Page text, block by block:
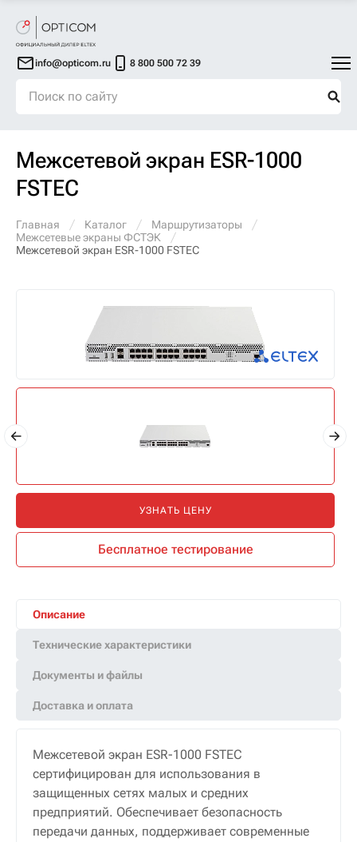
info@opticom.ru 8 800 500 72 39
Межсетевой экран ESR-1000
FSTEC
Главная Каталог
Маршрутизаторы
Межсетевые экраны ФСТЭК
Межсетевой экран ESR-1000 FSTEC
УЗНАТЬ ЦЕНУ
Бесплатное тестирование
Описание
Технические характеристики
Документы и файлы
Доставка и оплата
Межсетевой экран ESR-1000 FSTEC
сертифицирован для использования в
защищенных сетях малых и средних
предприятий. Обеспечивает безопасность
передачи данных, поддерживает современные